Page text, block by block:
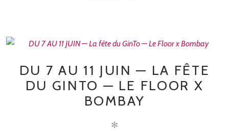
DU 7 AU 11 JUIN — LA FÊTE
DU GINTO — LE FLOOR X
BOMBAY
✻